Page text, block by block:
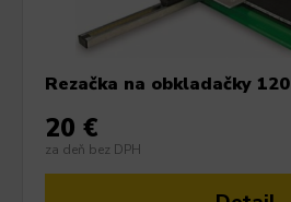
Rezačka na obkladačky 120
20 €
za deň bez DPH